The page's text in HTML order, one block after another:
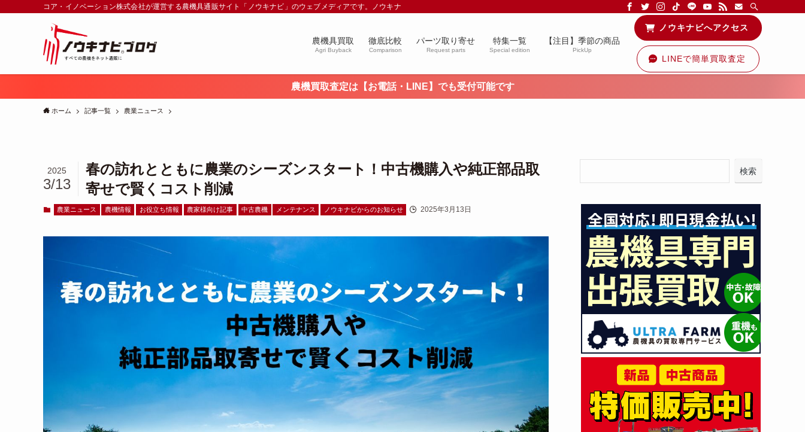
コア・イノベーション株式会社が運営する農機具通販サイト「ノウキナビ」のウェブメディアです。ノウキナビブログを通じて農業や農業機械に関する情報を配信中です！
農機具買取
Agri Buyback
徹底比較
Comparison
パーツ取り寄せ
Request parts
特集一覧
Special edition
【注目】季節の商品
PickUp
ノウキナビへアクセス
LINEで簡単買取査定
農機買取査定は【お電話・LINE】でも受付可能です
ホーム 記事一覧 農業ニュース
春の訪れとともに農業のシーズンスタート！中古機購入や純正部品取
寄せで賢くコスト削減
2025
3/13
農業ニュース 農機情報 お役立ち情報 農家様向け記事 中古農機 メンテナンス ノウキナビからのお知らせ 2025年3月13日
検索